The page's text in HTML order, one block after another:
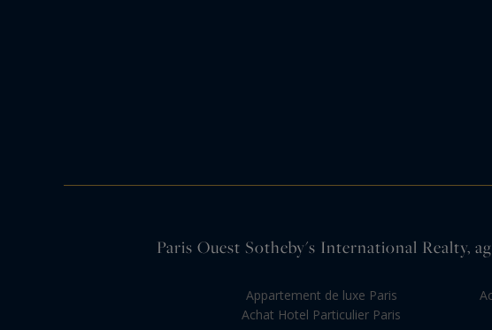
Paris Ouest Sotheby's International Realty,
Appartement de luxe Paris
Achat Hotel Particulier Paris